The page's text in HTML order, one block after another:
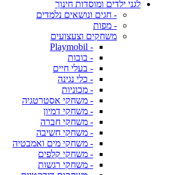
לגני ילדים ומוסדות חינוך
- חגים ונושאים נלמדים
- מפות
משחקים וצעצועים
- Playmobil
- בובות
- בעלי חיים
- כלי נגינה
- מכוניות
- משחקי אסטרטגיה
- משחקי דמיון
- משחקי חברה
- משחקי חשיבה
- משחקי מים ואמבטיה
- משחקי קלפים
- משחקי רגשות